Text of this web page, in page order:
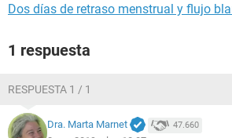
Dos días de retraso menstrual y flujo
1 respuesta
RESPUESTA 1 / 1
Dra. Marta Marnet 47.660